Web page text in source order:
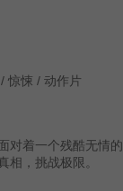
/ 惊悚 / 动作片
对着一个残酷无情的
，挑战极限。